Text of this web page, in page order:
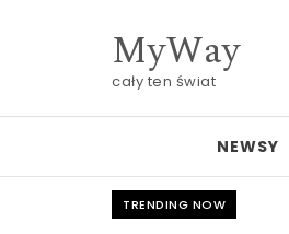
MyWay
cały ten świat
NEWSY
TRENDING NOW